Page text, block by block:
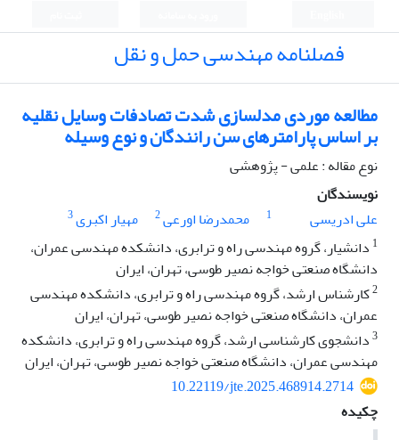
فصلنامه مهندسی حمل و نقل
مطالعه موردی مدلسازی شدت تصادفات وسایل نقلیه
بر اساس پارامترهای سن رانندگان و نوع وسیله
نوع مقاله : علمی - پژوهشی
نویسندگان
علی ادریسی
1 محمدرضا اورعی2 مهیار اکبری3
1 دانشیار، گروه مهندسی راه و ترابری، دانشکده مهندسی عمران،
دانشگاه صنعتی خواجه نصیر طوسی، تهران، ایران
2کارشناس ارشد، گروه مهندسی راه و ترابری، دانشکده مهندسی
عمران، دانشگاه صنعتی خواجه نصیر طوسی، تهران، ایران
3دانشجوی کارشناسی ارشد، گروه مهندسی راه و ترابری، دانشکده
مهندسی عمران، دانشگاه صنعتی خواجه نصیر طوسی، تهران، ایران
10.22119/jte.2025.468914.2714
چکیده